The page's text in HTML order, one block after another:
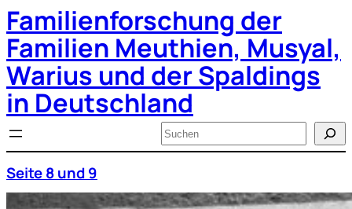
Zum
Inhalt
springen
Familienforschung der
Familien Meuthien, Musyal,
Warius und der Spaldings
in Deutschland
Suchen
Seite 8 und 9